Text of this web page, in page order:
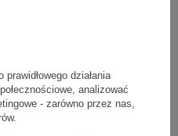
działania
analizować
- zarówno przez nas,